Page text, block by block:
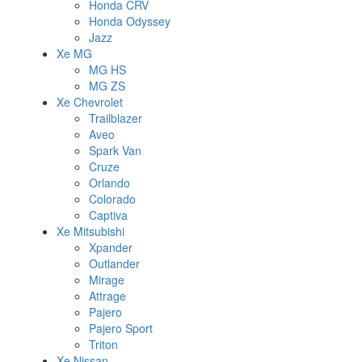
Honda CRV
Honda Odyssey
Jazz
Xe MG
MG HS
MG ZS
Xe Chevrolet
Trailblazer
Aveo
Spark Van
Cruze
Orlando
Colorado
Captiva
Xe Mitsubishi
Xpander
Outlander
Mirage
Attrage
Pajero
Pajero Sport
Triton